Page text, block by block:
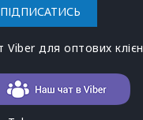
ПІДПИСАТИСЬ
Viber для оптових